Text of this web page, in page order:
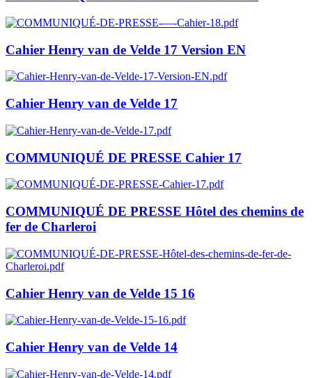
Cahier Henry van de Velde 17 Version EN
Cahier Henry van de Velde 17
COMMUNIQUÉ DE PRESSE Cahier 17
COMMUNIQUÉ DE PRESSE Hôtel des chemins de
fer de Charleroi
Cahier Henry van de Velde 15 16
Cahier Henry van de Velde 14